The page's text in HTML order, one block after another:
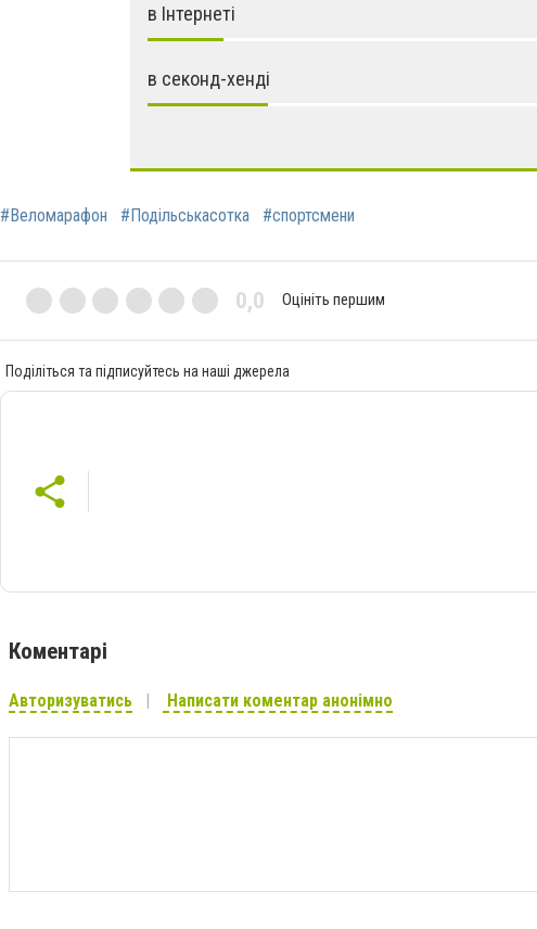
в Інтернеті
в секонд-хенді
#Веломарафон #Подільськасотка #спортсмени
0,0 Оцініть першим
Поділіться та підписуйтесь на наші джерела
Коментарі
Авторизуватись Написати коментар анонімно